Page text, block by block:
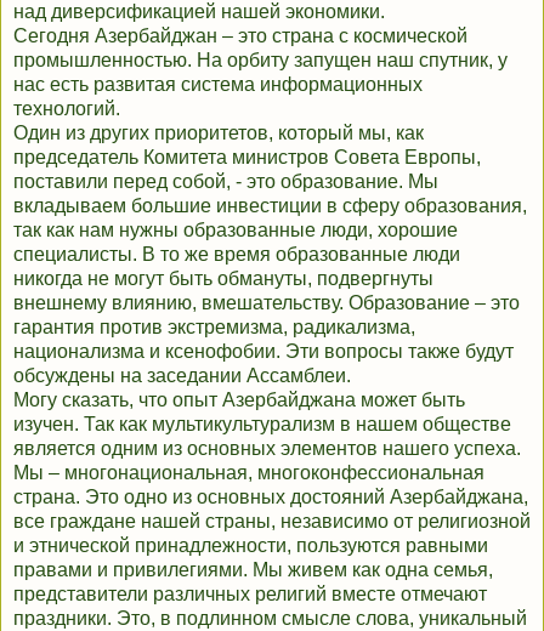
над диверсификацией нашей экономики.
Сегодня Азербайджан – это страна с космической
промышленностью. На орбиту запущен наш спутник, у
нас есть развитая система информационных
технологий.
Один из других приоритетов, который мы, как
председатель Комитета министров Совета Европы,
поставили перед собой, - это образование. Мы
вкладываем большие инвестиции в сферу образования,
так как нам нужны образованные люди, хорошие
специалисты. В то же время образованные люди
никогда не могут быть обмануты, подвергнуты
внешнему влиянию, вмешательству. Образование – это
гарантия против экстремизма, радикализма,
национализма и ксенофобии. Эти вопросы также будут
обсуждены на заседании Ассамблеи.
Могу сказать, что опыт Азербайджана может быть
изучен. Так как мультикультурализм в нашем обществе
является одним из основных элементов нашего успеха.
Мы – многонациональная, многоконфессиональная
страна. Это одно из основных достояний Азербайджана,
все граждане нашей страны, независимо от религиозной
и этнической принадлежности, пользуются равными
правами и привилегиями. Мы живем как одна семья,
представители различных религий вместе отмечают
праздники. Это, в подлинном смысле слова, уникальный